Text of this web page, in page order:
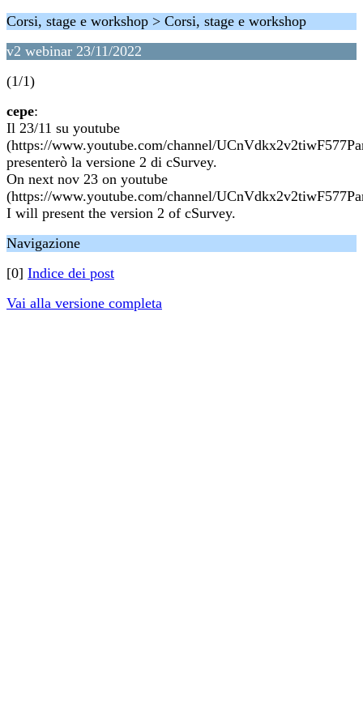
Corsi, stage e workshop > Corsi, stage e workshop
v2 webinar 23/11/2022
(1/1)
cepe:
Il 23/11 su youtube
(https://www.youtube.com/channel/
presenterò la versione 2 di cSurvey.
On next nov 23 on youtube
(https://www.youtube.com/channel/
I will present the version 2 of cSurvey.
Navigazione
[0] Indice dei post
Vai alla versione completa